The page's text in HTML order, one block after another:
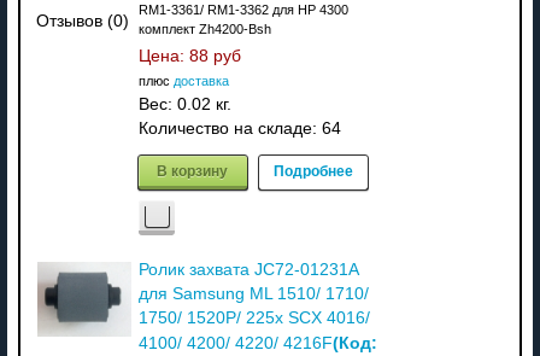
Отзывов (0)
RM1-3361/ RM1-3362 для HP 4300
комплект Zh4200-Bsh
Цена: 88 руб
плюс доставка
Вес: 0.02 кг.
Количество на складе: 64
В корзину Подробнее
Ролик захвата JC72-01231A
для Samsung ML 1510/ 1710/
1750/ 1520P/ 225x SCX 4016/
4100/ 4200/ 4220/ 4216F(Код: